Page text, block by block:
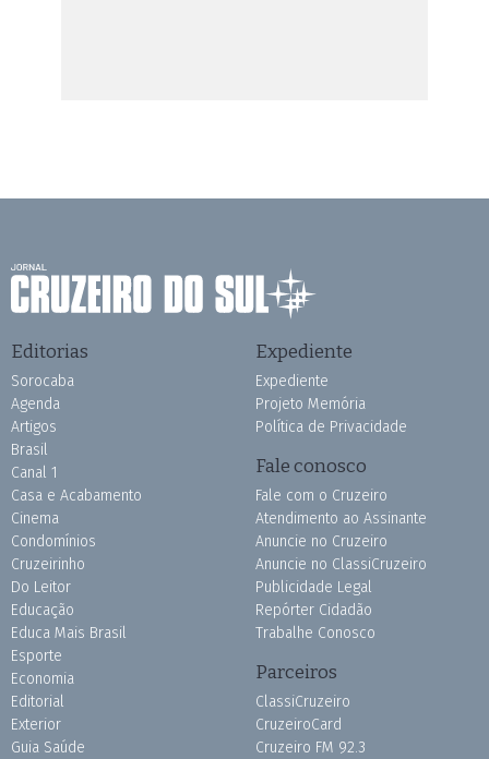
Editorias
Sorocaba
Agenda
Artigos
Brasil
Canal 1
Casa e Acabamento
Cinema
Condomínios
Cruzeirinho
Do Leitor
Educação
Educa Mais Brasil
Esporte
Economia
Editorial
Exterior
Guia Saúde
Expediente
Expediente
Projeto Memória
Política de Privacidade
Fale conosco
Fale com o Cruzeiro
Atendimento ao Assinante
Anuncie no Cruzeiro
Anuncie no ClassiCruzeiro
Publicidade Legal
Repórter Cidadão
Trabalhe Conosco
Parceiros
ClassiCruzeiro
CruzeiroCard
Cruzeiro FM 92.3